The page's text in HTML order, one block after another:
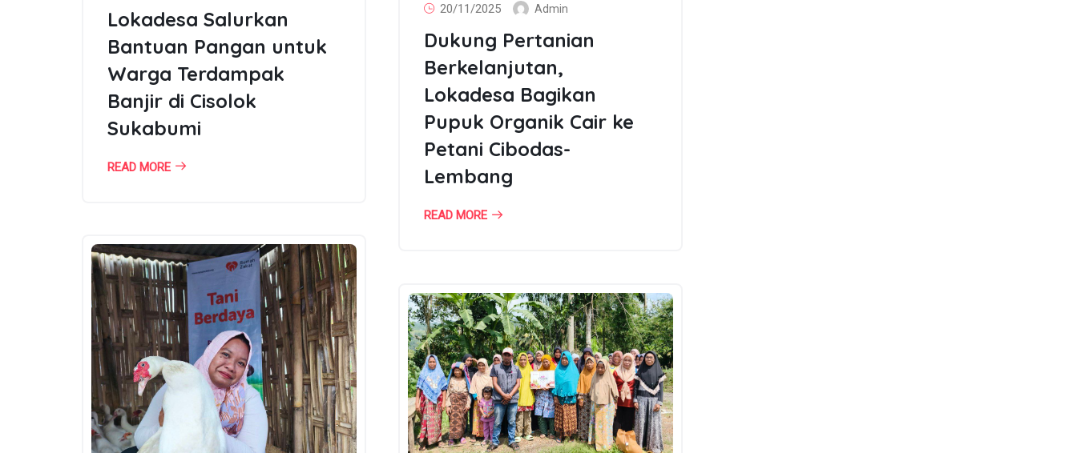
20/11/2025 Admin
Dukung Pertanian
Berkelanjutan,
Lokadesa Bagikan
Pupuk Organik Cair ke
Petani Cibodas-
Lembang
READ MORE
Lokadesa Salurkan
Bantuan Pangan untuk
Warga Terdampak
Banjir di Cisolok
Sukabumi
READ MORE